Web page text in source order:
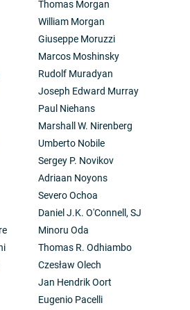
Thomas Morgan
William Morgan
Giuseppe Moruzzi
Marcos Moshinsky
Rudolf Muradyan
Joseph Edward Murray
Paul Niehans
Marshall W. Nirenberg
Umberto Nobile
Sergey P. Novikov
Adriaan Noyons
Severo Ochoa
Daniel J.K. O'Connell, SJ
Minoru Oda
Thomas R. Odhiambo
Czesław Olech
Jan Hendrik Oort
Eugenio Pacelli